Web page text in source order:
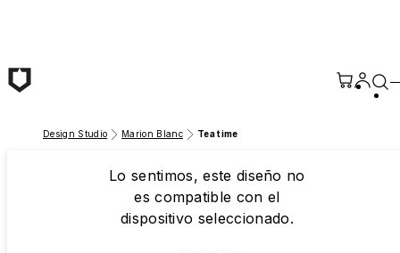
Design Studio Marion Blanc Tea time
Lo sentimos, este diseño no
es compatible con el
dispositivo seleccionado.